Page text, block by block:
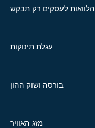
הלוואות לעסקים רק תבקש
עגלת תינוקות
בורסה ושוק ההון
מזג האוויר